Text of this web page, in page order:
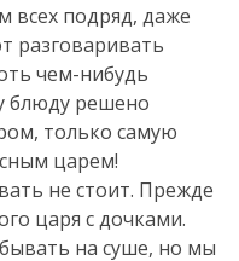
всех подряд, даже
разговаривать
чем-нибудь
блюду решено
только самую
царем!
не стоит. Прежде
царя с дочками.
на суше, но мы